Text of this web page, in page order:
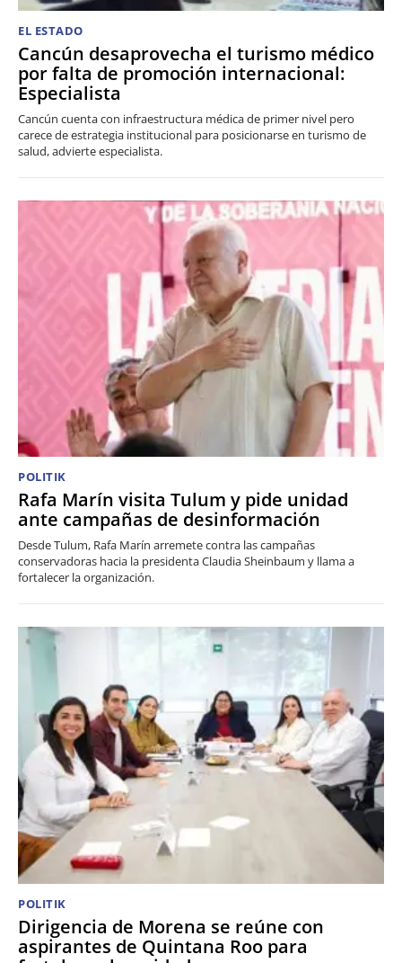
EL ESTADO
Cancún desaprovecha el turismo médico
por falta de promoción internacional:
Especialista
Cancún cuenta con infraestructura médica de primer nivel pero
carece de estrategia institucional para posicionarse en turismo de
salud, advierte especialista.
POLITIK
Rafa Marín visita Tulum y pide unidad
ante campañas de desinformación
Desde Tulum, Rafa Marín arremete contra las campañas
conservadoras hacia la presidenta Claudia Sheinbaum y llama a
fortalecer la organización.
POLITIK
Dirigencia de Morena se reúne con
aspirantes de Quintana Roo para